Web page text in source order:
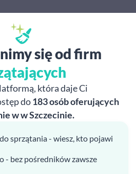
się od firm
która daje Ci
do183 osób oferujących
w w Szczecinie.
sprzątania - wiesz, kto pojawi
- bez pośredników zawsze